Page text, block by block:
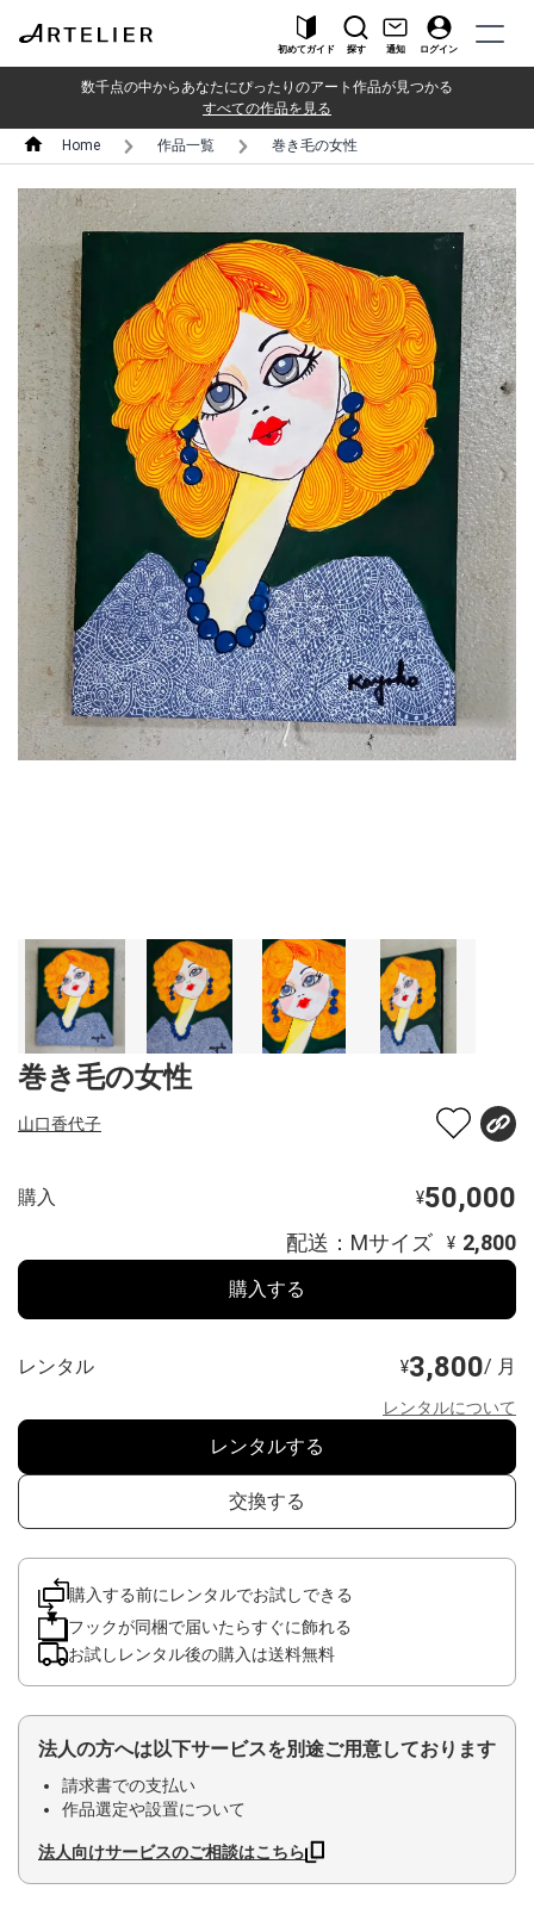
初めてガイド 探す 通知 ログイン
数千点の中からあなたにぴったりのアート作品が見つかる
すべての作品を見る
Home 作品一覧 巻き毛の女性
巻き毛の女性
山口香代子
購入 ¥50,000
配送：Mサイズ ¥ 2,800
購入する
レンタル ¥3,800/ 月
レンタルについて
レンタルする
交換する
購入する前にレンタルでお試しできる
フックが同梱で届いたらすぐに飾れる
お試しレンタル後の購入は送料無料
法人の方へは以下サービスを別途ご用意しております
請求書での支払い
作品選定や設置について
法人向けサービスのご相談はこちら